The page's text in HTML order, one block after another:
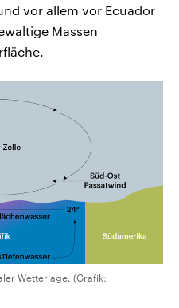
vor allem vor Ecuador
Massen
Wetterlage. (Grafik: